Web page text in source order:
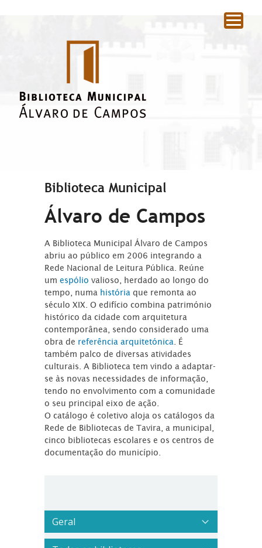
Biblioteca Municipal
Álvaro de Campos
A Biblioteca Municipal Álvaro de Campos
abriu ao público em 2006 integrando a
Rede Nacional de Leitura Pública. Reúne
umespóliovalioso, herdado ao longo do
tempo, numa história que remonta ao
século XIX. O edifício combina património
histórico da cidade com arquitetura
contemporânea, sendo considerado uma
obra de referência arquitetónica . É
também palco de diversas atividades
culturais. A Biblioteca tem vindo a adaptar-
se às novas necessidades de informação,
tendo no envolvimento com a comunidade
o seu principal eixo de ação.
O catálogo é coletivo aloja os catálogos da
Rede de Bibliotecas de Tavira, a municipal,
cinco bibliotecas escolares e os centros de
documentação do município.